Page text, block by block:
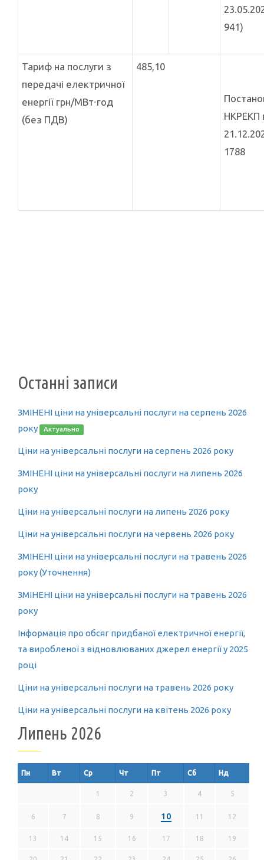
941)
Тариф на послуги з
передачі електричної
енергії грн/МВт∙год
(без ПДВ)
485,10
НКРЕКП
1788
Останні записи
ЗМІНЕНІ ціни на універсальні послуги на серпень 2026
року
Актуально
Ціни на універсальні послуги на серпень 2026 року
ЗМІНЕНІ ціни на універсальні послуги на липень 2026
року
Ціни на універсальні послуги на липень 2026 року
Ціни на універсальні послуги на червень 2026 року
ЗМІНЕНІ ціни на універсальні послуги на травень 2026
року (Уточнення)
ЗМІНЕНІ ціни на універсальні послуги на травень 2026
року
Інформація про обсяг придбаної електричної енергії,
та виробленої з відновлюваних джерел енергії у 2025
році
Ціни на універсальні послуги на травень 2026 року
Ціни на універсальні послуги на квітень 2026 року
Липень 2026
Пн Вт Ср Чт Пт Сб Нд
1 2 3 4 5
6 7 8 9 10 11 12
13 14 15 16 17 18 19